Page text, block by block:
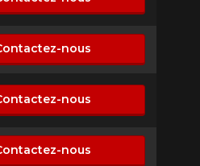
nous
nous
nous